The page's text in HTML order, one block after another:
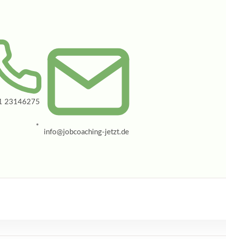
23146275
info@jobcoaching-jetzt.de